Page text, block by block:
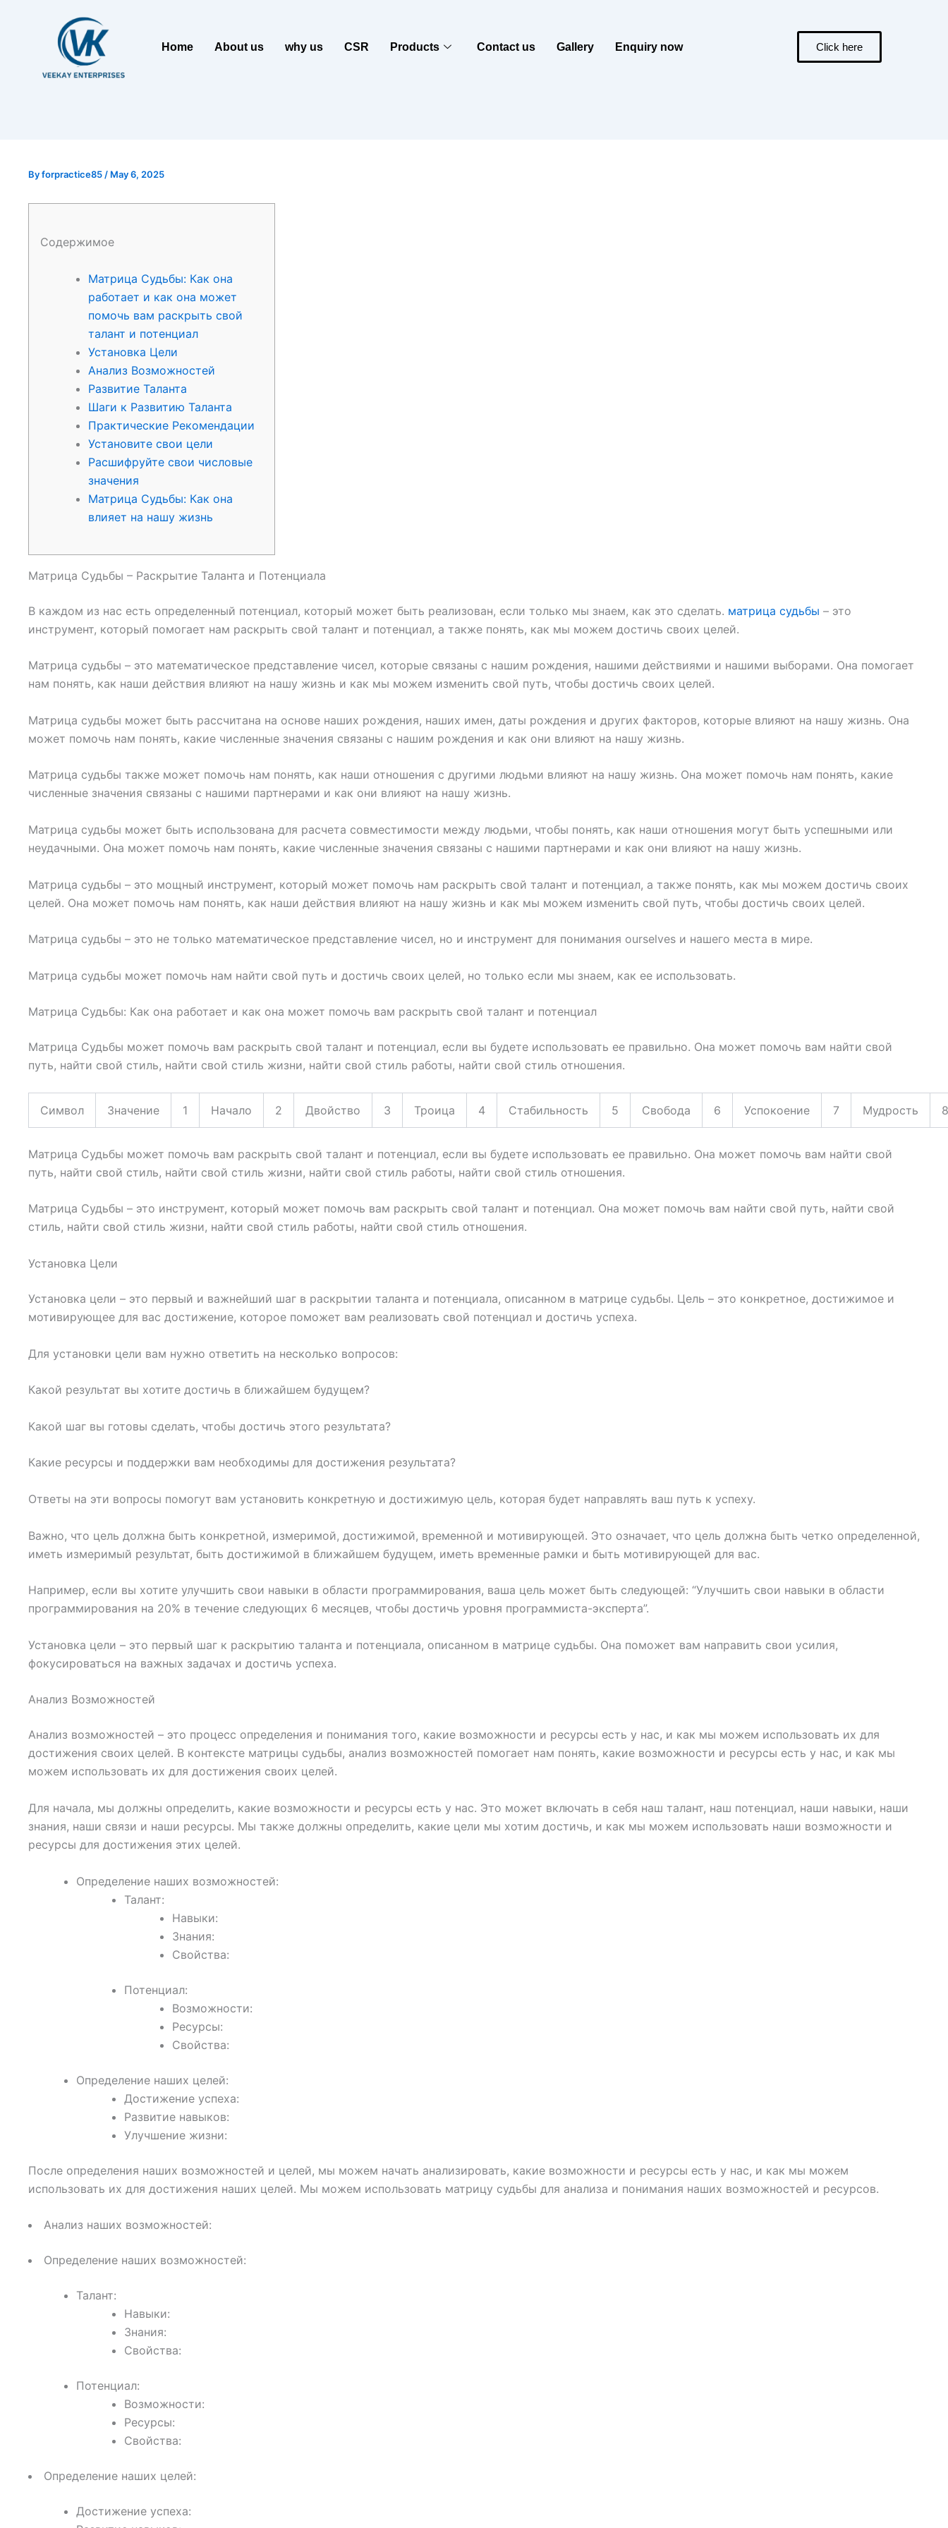
Home About us why us CSR Products Contact us Gallery Enquiry now Click here
Byforpractice85 / May 6, 2025
Содержимое
Матрица Судьбы: Как она
работает и как она может
помочь вам раскрыть свой
талант и потенциал
Установка Цели
Анализ Возможностей
Развитие Таланта
Шаги к Развитию Таланта
Практические Рекомендации
Установите свои цели
Расшифруйте свои числовые
значения
Матрица Судьбы: Как она
влияет на нашу жизнь
Матрица Судьбы – Раскрытие Таланта и Потенциала
В каждом из нас есть определенный потенциал, который может быть реализован, если только мы знаем, как это сделать. матрица судьбы – это
инструмент, который помогает нам раскрыть свой талант и потенциал, а также понять, как мы можем достичь своих целей.
Матрица судьбы – это математическое представление чисел, которые связаны с нашим рождения, нашими действиями и нашими выборами. Она помогает
нам понять, как наши действия влияют на нашу жизнь и как мы можем изменить свой путь, чтобы достичь своих целей.
Матрица судьбы может быть рассчитана на основе наших рождения, наших имен, даты рождения и других факторов, которые влияют на нашу жизнь. Она
может помочь нам понять, какие численные значения связаны с нашим рождения и как они влияют на нашу жизнь.
Матрица судьбы также может помочь нам понять, как наши отношения с другими людьми влияют на нашу жизнь. Она может помочь нам понять, какие
численные значения связаны с нашими партнерами и как они влияют на нашу жизнь.
Матрица судьбы может быть использована для расчета совместимости между людьми, чтобы понять, как наши отношения могут быть успешными или
неудачными. Она может помочь нам понять, какие численные значения связаны с нашими партнерами и как они влияют на нашу жизнь.
Матрица судьбы – это мощный инструмент, который может помочь нам раскрыть свой талант и потенциал, а также понять, как мы можем достичь своих
целей. Она может помочь нам понять, как наши действия влияют на нашу жизнь и как мы можем изменить свой путь, чтобы достичь своих целей.
Матрица судьбы – это не только математическое представление чисел, но и инструмент для понимания ourselves и нашего места в мире.
Матрица судьбы может помочь нам найти свой путь и достичь своих целей, но только если мы знаем, как ее использовать.
Матрица Судьбы: Как она работает и как она может помочь вам раскрыть свой талант и потенциал
Матрица Судьбы может помочь вам раскрыть свой талант и потенциал, если вы будете использовать ее правильно. Она может помочь вам найти свой
путь, найти свой стиль, найти свой стиль жизни, найти свой стиль работы, найти свой стиль отношения.
Символ Значение 1 Начало 2 Двойство 3 Троица 4 Стабильность 5 Свобода 6 Успокоение 7 Мудрость 8
Матрица Судьбы может помочь вам раскрыть свой талант и потенциал, если вы будете использовать ее правильно. Она может помочь вам найти свой
путь, найти свой стиль, найти свой стиль жизни, найти свой стиль работы, найти свой стиль отношения.
Матрица Судьбы – это инструмент, который может помочь вам раскрыть свой талант и потенциал. Она может помочь вам найти свой путь, найти свой
стиль, найти свой стиль жизни, найти свой стиль работы, найти свой стиль отношения.
Установка Цели
Установка цели – это первый и важнейший шаг в раскрытии таланта и потенциала, описанном в матрице судьбы. Цель – это конкретное, достижимое и
мотивирующее для вас достижение, которое поможет вам реализовать свой потенциал и достичь успеха.
Для установки цели вам нужно ответить на несколько вопросов:
Какой результат вы хотите достичь в ближайшем будущем?
Какой шаг вы готовы сделать, чтобы достичь этого результата?
Какие ресурсы и поддержки вам необходимы для достижения результата?
Ответы на эти вопросы помогут вам установить конкретную и достижимую цель, которая будет направлять ваш путь к успеху.
Важно, что цель должна быть конкретной, измеримой, достижимой, временной и мотивирующей. Это означает, что цель должна быть четко определенной,
иметь измеримый результат, быть достижимой в ближайшем будущем, иметь временные рамки и быть мотивирующей для вас.
Например, если вы хотите улучшить свои навыки в области программирования, ваша цель может быть следующей: “Улучшить свои навыки в области
программирования на 20% в течение следующих 6 месяцев, чтобы достичь уровня программиста-эксперта”.
Установка цели – это первый шаг к раскрытию таланта и потенциала, описанном в матрице судьбы. Она поможет вам направить свои усилия,
фокусироваться на важных задачах и достичь успеха.
Анализ Возможностей
Анализ возможностей – это процесс определения и понимания того, какие возможности и ресурсы есть у нас, и как мы можем использовать их для
достижения своих целей. В контексте матрицы судьбы, анализ возможностей помогает нам понять, какие возможности и ресурсы есть у нас, и как мы
можем использовать их для достижения своих целей.
Для начала, мы должны определить, какие возможности и ресурсы есть у нас. Это может включать в себя наш талант, наш потенциал, наши навыки, наши
знания, наши связи и наши ресурсы. Мы также должны определить, какие цели мы хотим достичь, и как мы можем использовать наши возможности и
ресурсы для достижения этих целей.
Определение наших возможностей:
Талант:
Навыки:
Знания:
Свойства:
Потенциал:
Возможности:
Ресурсы:
Свойства:
Определение наших целей:
Достижение успеха:
Развитие навыков:
Улучшение жизни:
После определения наших возможностей и целей, мы можем начать анализировать, какие возможности и ресурсы есть у нас, и как мы можем
использовать их для достижения наших целей. Мы можем использовать матрицу судьбы для анализа и понимания наших возможностей и ресурсов.
Анализ наших возможностей:
Определение наших возможностей:
Талант:
Навыки:
Знания:
Свойства:
Потенциал:
Возможности:
Ресурсы:
Свойства:
Определение наших целей:
Достижение успеха: